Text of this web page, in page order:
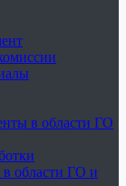
в области ГО
в области ГО и